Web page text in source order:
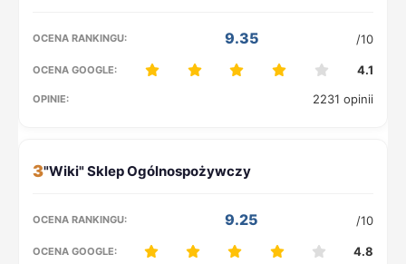
9.35 /10
4.1
2231 opinii
3
9.25 /10
4.8